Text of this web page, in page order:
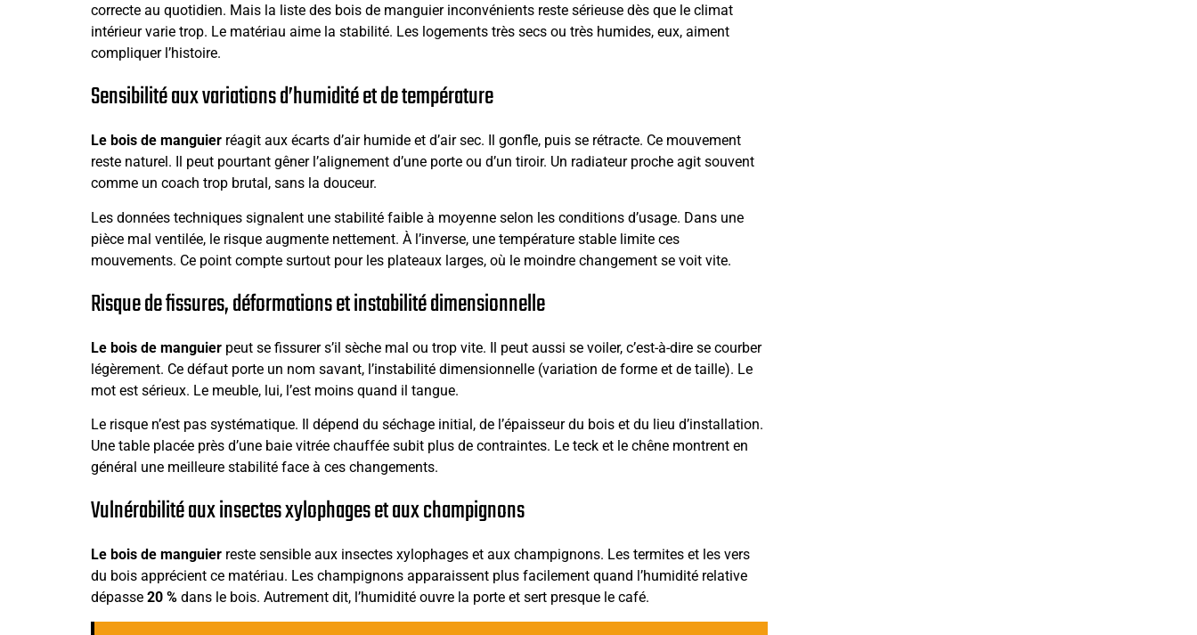
correcte au quotidien. Mais la liste des bois de manguier inconvénients reste sérieuse dès que le climat
intérieur varie trop. Le matériau aime la stabilité. Les logements très secs ou très humides, eux, aiment
compliquer l’histoire.
Sensibilité aux variations d’humidité et de température
Le bois de manguier réagit aux écarts d’air humide et d’air sec. Il gonfle, puis se rétracte. Ce mouvement
reste naturel. Il peut pourtant gêner l’alignement d’une porte ou d’un tiroir. Un radiateur proche agit souvent
comme un coach trop brutal, sans la douceur.
Les données techniques signalent une stabilité faible à moyenne selon les conditions d’usage. Dans une
pièce mal ventilée, le risque augmente nettement. À l’inverse, une température stable limite ces
mouvements. Ce point compte surtout pour les plateaux larges, où le moindre changement se voit vite.
Risque de fissures, déformations et instabilité dimensionnelle
Le bois de manguier peut se fissurer s’il sèche mal ou trop vite. Il peut aussi se voiler, c’est-à-dire se courber
légèrement. Ce défaut porte un nom savant, l’instabilité dimensionnelle (variation de forme et de taille). Le
mot est sérieux. Le meuble, lui, l’est moins quand il tangue.
Le risque n’est pas systématique. Il dépend du séchage initial, de l’épaisseur du bois et du lieu d’installation.
Une table placée près d’une baie vitrée chauffée subit plus de contraintes. Le teck et le chêne montrent en
général une meilleure stabilité face à ces changements.
Vulnérabilité aux insectes xylophages et aux champignons
Le bois de manguier reste sensible aux insectes xylophages et aux champignons. Les termites et les vers
du bois apprécient ce matériau. Les champignons apparaissent plus facilement quand l’humidité relative
dépasse 20 % dans le bois. Autrement dit, l’humidité ouvre la porte et sert presque le café.